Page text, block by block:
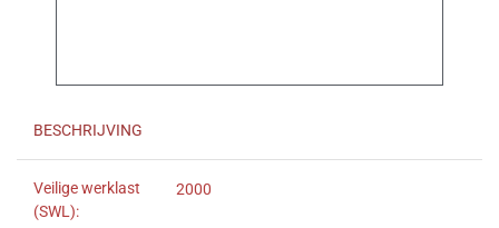
BESCHRIJVING
Veilige werklast
(SWL):
2000